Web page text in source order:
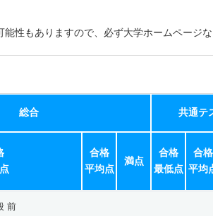
性もありますので、必ず大学ホームページな
総合 共通テ
合格
平均点
満点
合格
最低点
合格
平均
前